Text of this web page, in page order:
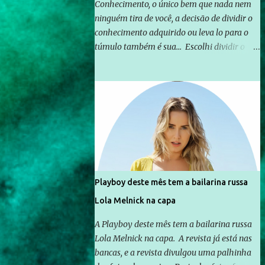
Conhecimento, o único bem que nada nem
ninguém tira de você, a decisão de dividir o
conhecimento adquirido ou leva lo para o
túmulo também é sua... Escolhi dividir o
mais e mais pessoas terem acesso a
educação e ao conhecimento. Não sou
Professor, a mais nobre das profissões, mas
tento ser um empreendedor da
comunicação, que além de informação
cotidiana, corriqueira e cada vez mais
preocupantes, do tipo que você já esta
acostumado a ver neste espaço, vou
trabalhar a ideia que possibilite distribuir
consistente a riqueza do conhecimento...
Exemplo: o cidadão brasileiro não precisa só
ser informado sobre operações da Lava Jato,
Playboy deste mês tem a bailarina russa
Lola Melnick na capa
A Playboy deste mês tem a bailarina russa
Lola Melnick na capa. A revista já está nas
bancas, e a revista divulgou uma palhinha